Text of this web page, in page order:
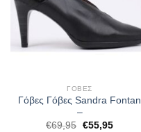
ΓΌΒΕΣ
Γόβες Γόβες Sandra Fontan
–
€69,95 Original
€55,95Η